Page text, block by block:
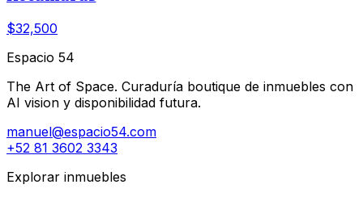
$32,500
Espacio 54
The Art of Space. Curaduría boutique de inmuebles con
AI vision y disponibilidad futura.
manuel@espacio54.com
+52 81 3602 3343
Explorar inmuebles